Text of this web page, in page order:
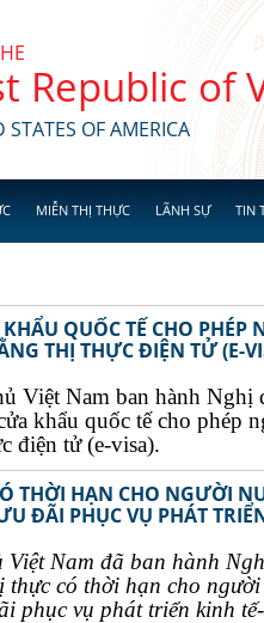
Republic of
OF AMERICA
MIỄN THỊ THỰC LÃNH SỰ TIN
QUỐC TẾ CHO
THỊ THỰC ĐIỆN TỬ (E-
Việt Nam ban hành Nghị
khẩu quốc tế cho phép
điện tử (e-visa).
THỜI HẠN CHO NGƯỜI
ĐÃI PHỤC VỤ PHÁT
Việt Nam đã ban hành
thực có thời hạn cho
phục vụ phát triển kinh